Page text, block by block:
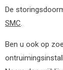
De
SMC
Ben u ook op